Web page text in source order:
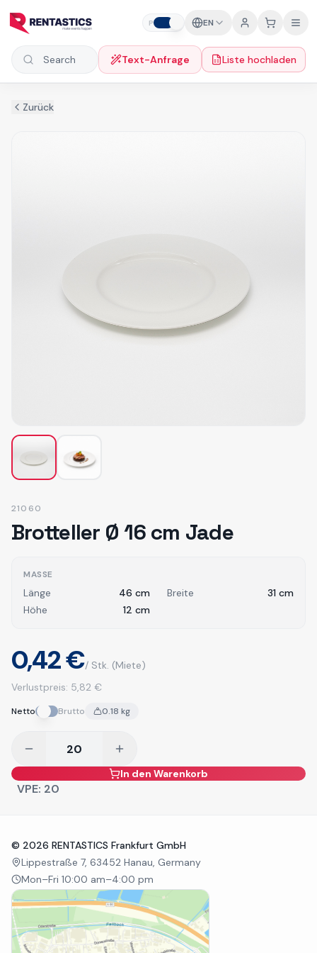
P EN
Search products Text-Anfrage Liste hochladen
Zurück
21060
Brotteller Ø 16 cm Jade
MASSE
Länge 46 cm Breite 31 cm
Höhe
12 cm
0,42 €/ Stk. (Miete)
Verlustpreis: 5,82 €
Netto Brutto 0.18 kg
In den Warenkorb
VPE: 20
© 2026 RENTASTICS Frankfurt GmbH
Lippestraße 7, 63452 Hanau, Germany
Mon–Fri 10:00 am–4:00 pm